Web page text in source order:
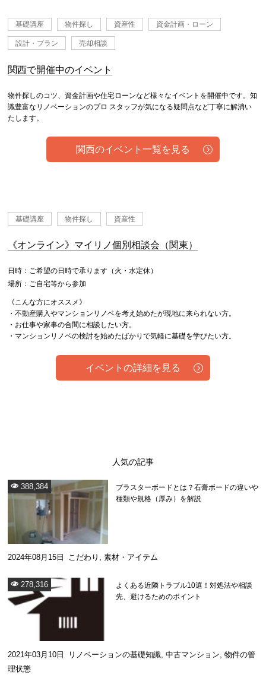
基礎講座 物件探し 資産性 資金計画・ローン
設計・プラン 売却相談
関西で開催中のイベント
物件探しのコツ、資金計画や住宅ローンなど様々なイベントを開催中です。知
識豊富なリノベーションのプロ スタッフが気になる疑問点など丁寧に解消い
たします。
関西のイベント一覧を見る
基礎講座 物件探し 資産性
《オンライン》マイリノ個別相談会（関東）
日時：ご希望の日時で承ります（火・水定休）
場所：ご自宅等から参加
《こんな方にオススメ》
・不動産購入やマンションリノベを考え始めたが現地に来られない方。
・お仕事や家事の合間に相談したい方。
・マンションリノベの検討を始めたばかりで気軽に基礎を学びたい方。
イベントの詳細を見る
人気の記事
プラスターボードとは？石膏ボードの違いや
種類や規格（厚み）を解説
388,384
2024年08月15日 こだわり 素材・アイテム
よくある近隣トラブル10選！対処法や相談
先、避けるためのポイント
278,316
2021年03月10日 リノベーションの基礎知識, 中古マンション, 物件の管
理状態